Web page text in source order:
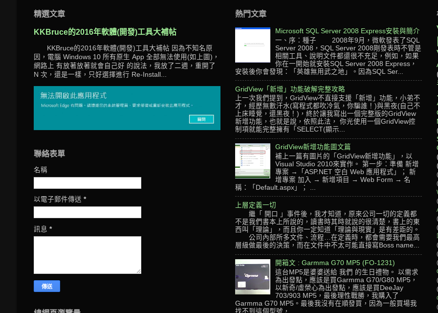
精選文章
KKBruce的2016年軟體(開發)工具大補帖
KKBruce的2016年軟體(開發)工具大補帖 因為不知名原
因，電腦 Windows 10 所有原生 App 全部無法使用(如上圖)，
網路上 有放著放著就會自己好 的說法，我放了二週，重開了
N 次，還是一樣，只好選擇進行 Re-Install...
聯絡表單
名稱
以電子郵件傳送 *
訊息 *
熱門文章
Microsoft SQL Server 2008 Express安裝與簡介
一、序：種子 2008年9月，微軟發表了SQL
Server 2008，SQL Server 2008剛發表時不管是
相關工具、說明文件都還很不充足，例如，如果
你在一開始就安裝SQL Server 2008 Express，
安裝後你會發現：「英雄無用武之地」。因為SQL Ser...
GridView「新增」功能破解完整攻略
上一次我們提到，GridView不直接支援「新增」功能，小弟不
才，經歷無數汗水(寫程式都吹冷氣，你騙誰！)與黑夜(自己不
上床睡覺，還黑夜！)，終於讓我寫出一個完整版的GridView
新增功能，也就是說，依照此法， 你光使用一個GridView控
制項就能完整擁有「SELECT(顯示...
GridView新增功能圖文篇
補上一篇有圖片的「GridView新增功能」，以
Visual Studio 2010來實作。 第一步：準備 新增
專案 →「ASP.NET 空白 Web 應用程式」； 新
增專案 加入 → 新增項目 → Web Form → 名
稱：「Default.aspx」； ...
上層定義一切
繼「 開口 」事件後，我才知道，原來公司一切的定義都
不是我們書本上所說的，讀書時其時就說的很清楚，書上的東
西叫「理論」，而且你一定知道「理論與現實」是有差距的。
公司內部所多文件、流程…在定義時，都會需要我們最高
層級做最後的決策，而在文件中不太可能直接寫Boss name...
開箱文 : Garmma G70 MP5 (FO-1231)
這台MP5是婆婆送給 我們 的生日禮物。 以需求
為出發點，應該是買Garmma G70/G80 MP5，
以新奇/虛榮心為出發點，應該是買DeeJay
703/903 MP5，最後理性戰勝，我購入了
Garmma G70 MP5。最後我沒有在順發買，因為一般買場我
找不到這個型號，...